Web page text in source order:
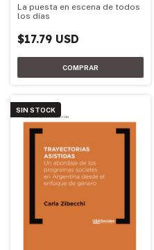
La puesta en escena de todos
los días
$17.79 USD
SIN STOCK